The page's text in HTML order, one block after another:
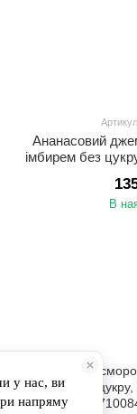
Ананасовий
імбирем без
В